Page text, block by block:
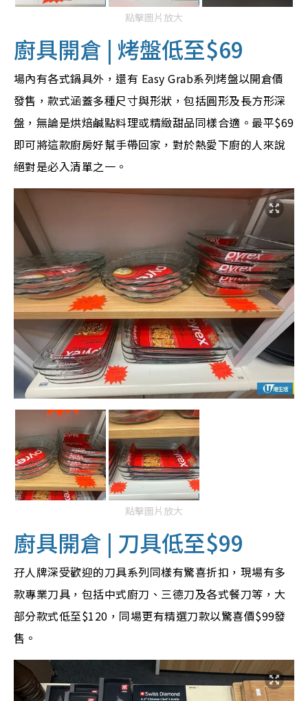
點擊圖片放大
廚具開倉 | 烤盤低至$69
場內有各式鍋具外，還有 Easy Grab系列烤盤以開倉價
發售，款式涵蓋多種尺寸與形狀，包括圓形及長方形深
盤，無論是烘焙鹹點料理或精緻甜品同樣合適。最平$69
即可將這款廚房好幫手帶回家，對於熱愛下廚的人來說
絕對是必入清單之一。
點擊圖片放大
廚具開倉 | 刀具低至$99
孖人牌深受歡迎的刀具系列同樣有驚喜折扣，現場有多
款專業刀具，包括中式廚刀、三德刀及各式餐刀等，大
部分款式低至$120，同場更有精選刀款以驚喜價$99發
售。